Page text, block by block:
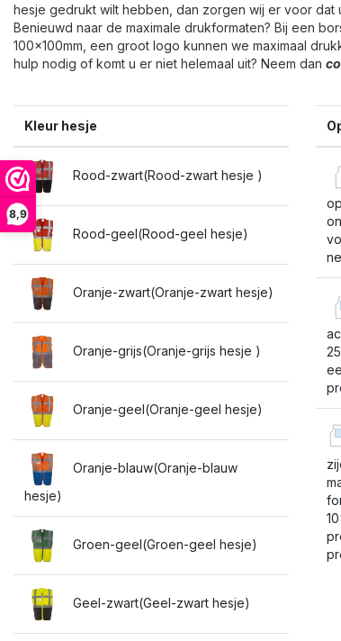
8,9
hesje gedrukt wilt hebben, dan zorgen wij er voor
Benieuwd naar de maximale drukformaten? Bij een
100x100mm, een groot logo kunnen we maximaal
hulp nodig of komt u er niet helemaal uit? Neem dan
Kleur hesje
Rood-zwart(Rood-zwart hesje )
Rood-geel(Rood-geel hesje)
Oranje-zwart(Oranje-zwart hesje)
Oranje-grijs(Oranje-grijs hesje )
Oranje-geel(Oranje-geel hesje)
Oranje-blauw(Oranje-blauw
hesje)
Groen-geel(Groen-geel hesje)
Geel-zwart(Geel-zwart hesje)